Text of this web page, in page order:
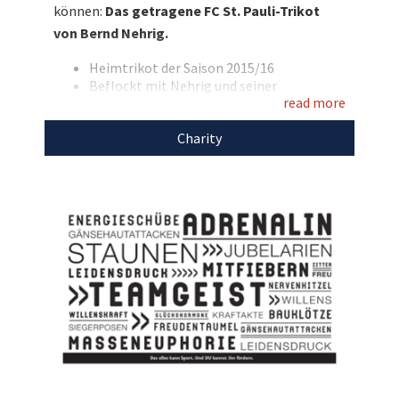
einzigartige Auktionenfür den guten Zweck!
können: Das getragene FC St. Pauli-Trikot
von Bernd Nehrig.
Heimtrikot der Saison 2015/16
Beflockt mit Nehrig und seiner
Marke: hummel
zugunsten derDeutschen Sporthilfe. Daher
fließen alle aus der Benefizaktion erlösten
Gelder zu 100% an die Deutsche Sporthilfe.
read more
Charity